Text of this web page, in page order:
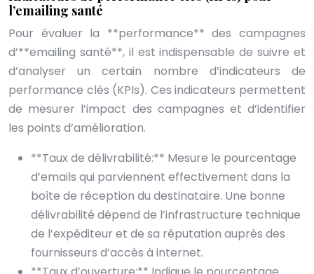
l’emailing santé
Pour évaluer la **performance** des campagnes
d’**emailing santé**, il est indispensable de suivre et
d’analyser un certain nombre d’indicateurs de
performance clés (KPIs). Ces indicateurs permettent
de mesurer l’impact des campagnes et d’identifier
les points d’amélioration.
**Taux de délivrabilité:** Mesure le pourcentage
d’emails qui parviennent effectivement dans la
boîte de réception du destinataire. Une bonne
délivrabilité dépend de l’infrastructure technique
de l’expéditeur et de sa réputation auprès des
fournisseurs d’accès à internet.